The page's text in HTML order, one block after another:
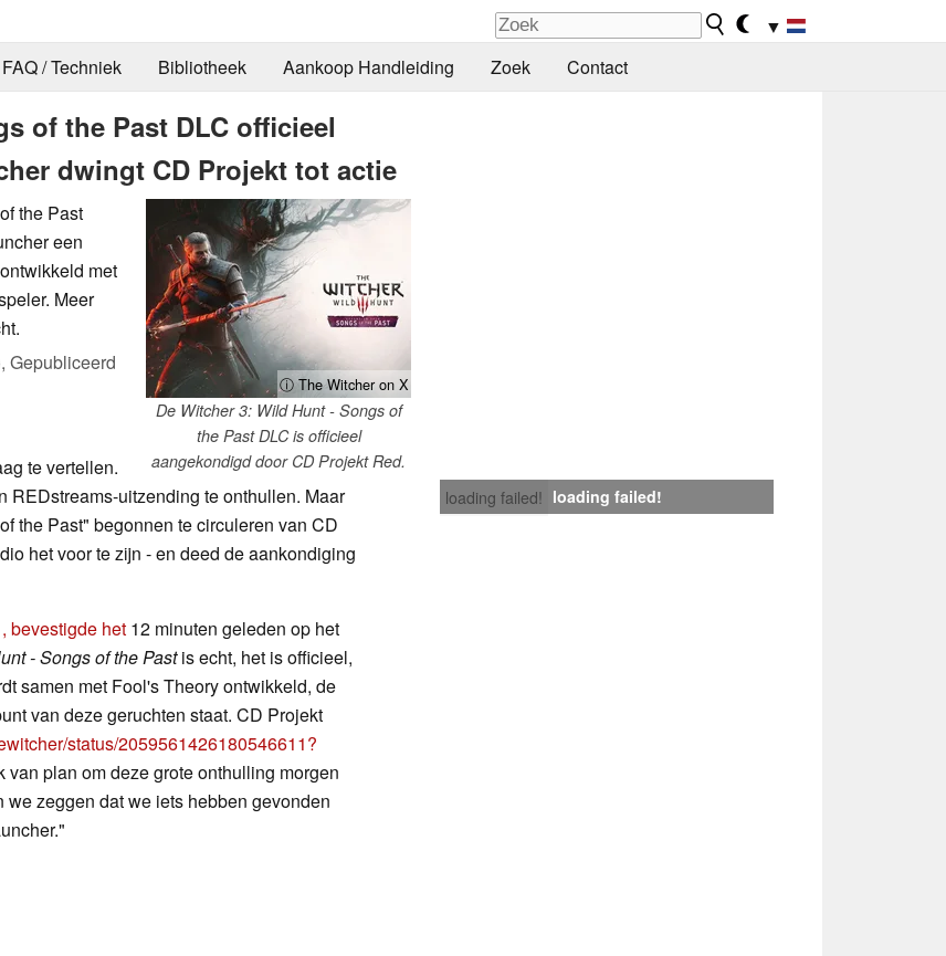
▼
FAQ / Techniek Bibliotheek Aankoop Handleiding Zoek Contact
of the Past DLC officieel
dwingt CD Projekt tot actie
ⓘ The Witcher on X
De Witcher 3: Wild Hunt - Songs of
the Past DLC is officieel
aangekondigd door CD Projekt Red.
the Past
een
met
Meer
Gepubliceerd
loading failed! loading failed!
te vertellen.
REDstreams-uitzending te onthullen. Maar
the Past" begonnen te circuleren van CD
het voor te zijn - en deed de aankondiging
, bevestigde het 12 minuten geleden op het
- Songs of the Pastis echt, het is officieel,
samen met Fool's Theory ontwikkeld, de
van deze geruchten staat. CD Projekt
status/2059561426180546611?
plan om deze grote onthulling morgen
zeggen dat we iets hebben gevonden